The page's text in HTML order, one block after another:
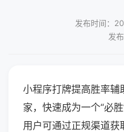
发布时间：
发
小程序打牌提高胜率辅
家，快速成为一个“必
用户可通过正规渠道获